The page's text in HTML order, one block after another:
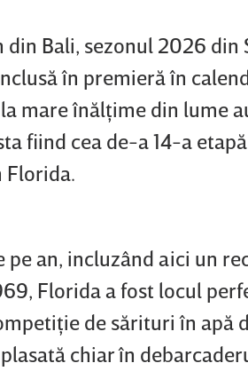
Bali, sezonul 2026 din
în premieră în
mare înălţime din lume
fiind cea de-a 14-a
Florida.
pe an, incluzând aici un
Florida a fost locul
de sărituri în apă
chiar în